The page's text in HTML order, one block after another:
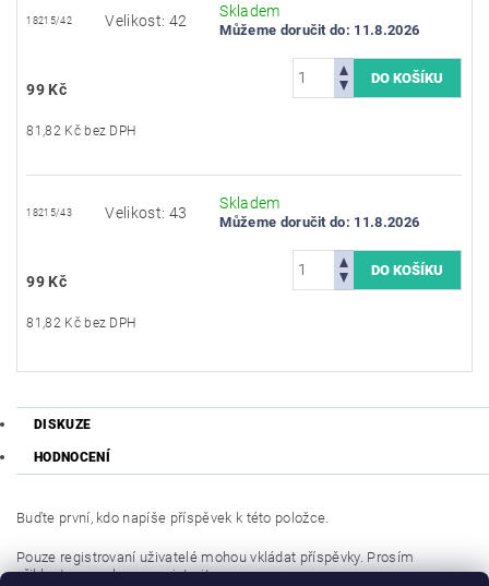
18215/42 Velikost: 42
Skladem
Můžeme doručit do: 11.8.2026
99 Kč
81,82 Kč bez DPH
18215/43 Velikost: 43
Skladem
Můžeme doručit do: 11.8.2026
99 Kč
81,82 Kč bez DPH
DISKUZE
HODNOCENÍ
Buďte první, kdo napíše příspěvek k této položce.
Pouze registrovaní uživatelé mohou vkládat příspěvky. Prosím
přihlaste senebo seregistrujte.